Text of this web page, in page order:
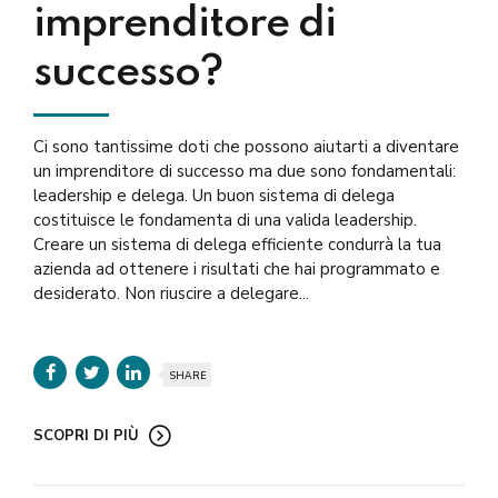
imprenditore di
successo?
Ci sono tantissime doti che possono aiutarti a diventare
un imprenditore di successo ma due sono fondamentali:
leadership e delega. Un buon sistema di delega
costituisce le fondamenta di una valida leadership.
Creare un sistema di delega efficiente condurrà la tua
azienda ad ottenere i risultati che hai programmato e
desiderato. Non riuscire a delegare...
SHARE
SCOPRI DI PIÙ